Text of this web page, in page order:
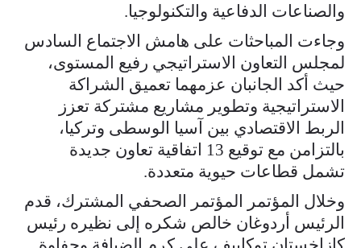
والصناعات الدفاعية والتكنولوجيا.
وجاءت المباحثات على هامش الاجتماع السادس
لمجلس التعاون الاستراتيجي رفيع المستوى،
حيث أكد الجانبان عزمهما تعميق الشراكة
الاستراتيجية وتطوير مشاريع مشتركة تعزز
الربط الاقتصادي بين آسيا الوسطى وتركيا،
بالتزامن مع توقيع 13 اتفاقية تعاون جديدة
تشمل قطاعات حيوية متعددة.
وخلال المؤتمر المؤتمر الصحفي المشترك، قدم
الرئيس أردوغان خالص شكره إلى نظيره رئيس
كازاخستان توكاييف على كرم الضيافة وحفاوة